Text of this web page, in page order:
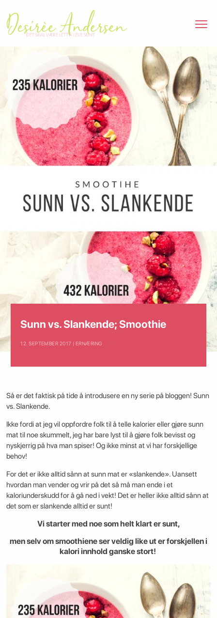
Sunn vs. Slankende; Smoothie
12. SEPTEMBER 2017 | ERNÆRING
Så er det faktisk på tide å introdusere en ny serie på bloggen! Sunn
vs. Slankende.
Ikke fordi at jeg vil oppfordre folk til å telle kalorier eller gjøre sunn
mat til noe skummelt, jeg har bare lyst til å gjøre folk bevisst og
nyskjerrig på hva man spiser! Og ikke minst at vi har forskjellige
behov!
For det er ikke alltid sånn at sunn mat er «slankende». Uansett
hvordan man vender og vrir på det så må man ende i et
kaloriunderskudd for å gå ned i vekt! Det er heller ikke alltid sånn at
det som er slankende alltid er sunt!
Vi starter med noe som helt klart er sunt,
men selv om smoothiene ser veldig like ut er forskjellen i
kalori innhold ganske stort!